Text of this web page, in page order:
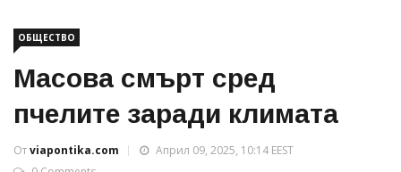
ОБЩЕСТВО
Масова смърт сред
пчелите заради климата
Отviapontika.com
Април 09, 2025, 10:14 EEST